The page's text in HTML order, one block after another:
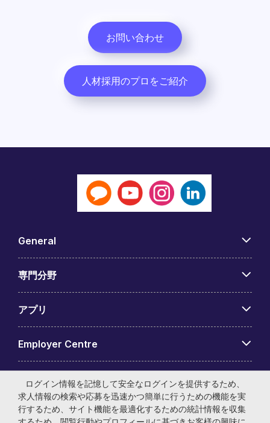
お問い合わせ
人材採用のプロをご紹介
General
専門分野
アプリ
Employer Centre
© マイケル・ペイジ・インターナショナル・ジャパン株式会
ログイン情報を記憶して安全なログインを提供するため、
求人情報の検索や応募を迅速かつ簡単に行うための機能を実
行するため、サイト機能を最適化するための統計情報を収集